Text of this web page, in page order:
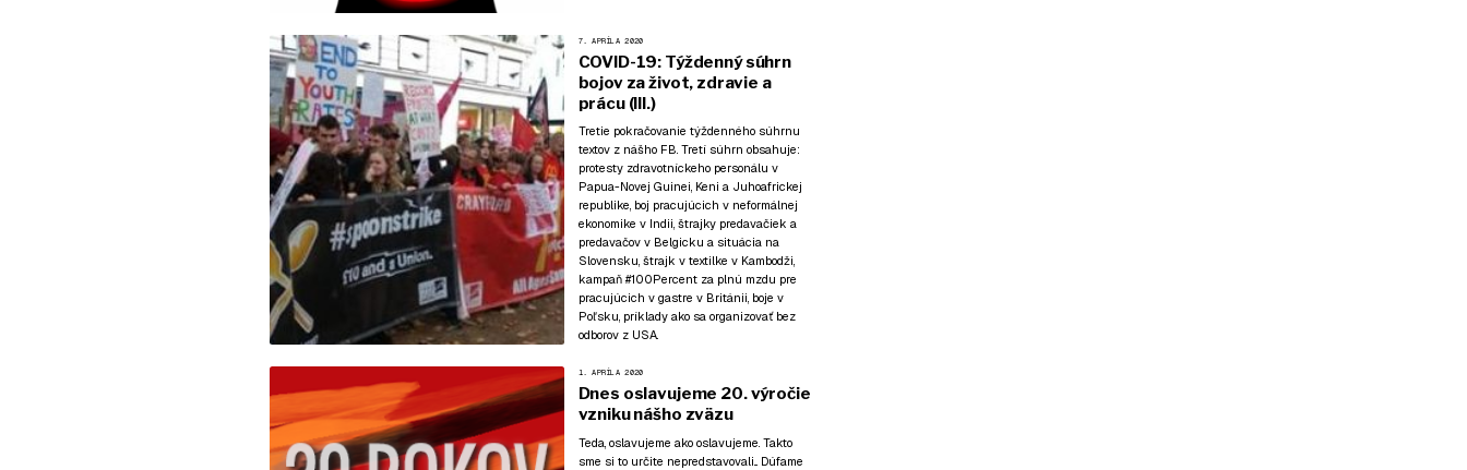
7. APRÍLA 2020
COVID-19: Týždenný súhrn
bojov za život, zdravie a
prácu (III.)
Tretie pokračovanie týždenného súhrnu
textov z nášho FB. Tretí súhrn obsahuje:
protesty zdravotníckeho personálu v
Papua-Novej Guinei, Keni a Juhoafrickej
republike, boj pracujúcich v neformálnej
ekonomike v Indii, štrajky predavačiek a
predavačov v Belgicku a situácia na
Slovensku, štrajk v textilke v Kambodži,
kampaň #100Percent za plnú mzdu pre
pracujúcich v gastre v Británii, boje v
Poľsku, príklady ako sa organizovať bez
odborov z USA.
1. APRÍLA 2020
Dnes oslavujeme 20. výročie
vzniku nášho zväzu
Teda, oslavujeme ako oslavujeme. Takto
sme si to určite nepredstavovali... Dúfame